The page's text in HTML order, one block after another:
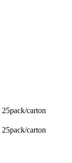
25pack/carton
25pack/carton